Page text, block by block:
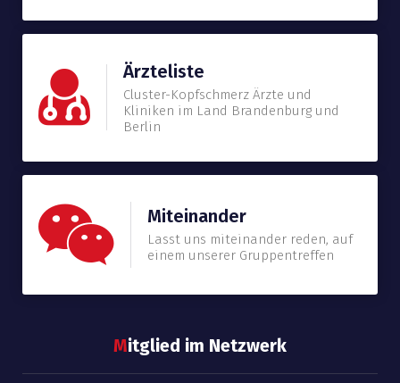
Ärzteliste
Cluster-Kopfschmerz Ärzte und
Kliniken im Land Brandenburg und
Berlin
Miteinander
Lasst uns miteinander reden, auf
einem unserer Gruppentreffen
Mitglied im Netzwerk